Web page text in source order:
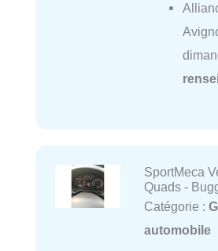
SportMeca
Quads -
Catégorie :
automobile